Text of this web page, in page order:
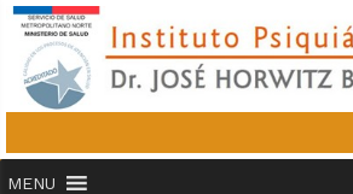
MENU